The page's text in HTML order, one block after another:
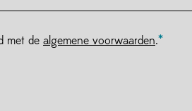
met de algemene voorwaarden.